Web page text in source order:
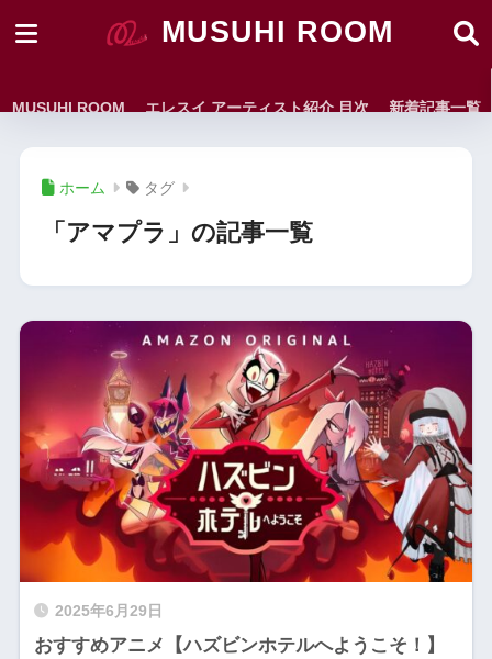
MUSUHI ROOM
MUSUHI ROOM エレスイ アーティスト紹介 目次 新着記事一覧
ホーム タグ
「アマプラ」の記事一覧
2025年6月29日
おすすめアニメ【ハズビンホテルへようこそ！】